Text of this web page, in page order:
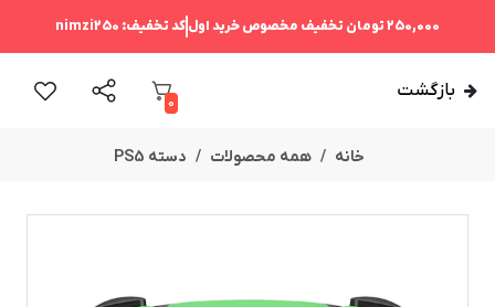
250,000 تومان تخفیف مخصوص خرید اولکد تخفیف: nimzi250
بازگشت
0
خانه همه محصولات دسته PS5